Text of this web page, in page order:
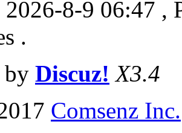
8-9 06:47 ,
.
by Discuz! X3.4
Comsenz Inc.